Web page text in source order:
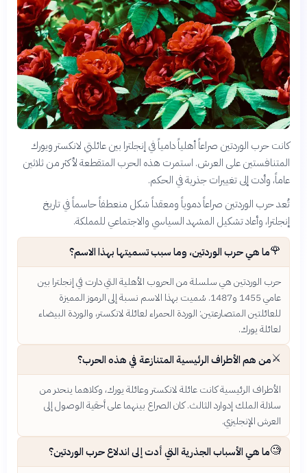
كانت حرب الوردتين صراعاً أهلياً دامياً في إنجلترا بين عائلتي لانكستر ويورك
المتنافستين على العرش. استمرت هذه الحرب المتقطعة لأكثر من ثلاثين
عاماً، وأدت إلى تغييرات جذرية في الحكم.
تُعد حرب الوردتين صراعاً دموياً ومعقداً شكل منعطفاً حاسماً في تاريخ
إنجلترا، وأعاد تشكيل المشهد السياسي والاجتماعي للمملكة.
🌹ما هي حرب الوردتين، وما سبب تسميتها بهذا الاسم؟
حرب الوردتين هي سلسلة من الحروب الأهلية التي دارت في إنجلترا بين
عامي 1455 و1487. سُميت بهذا الاسم نسبة إلى الرموز المميزة
للعائلتين المتصارعتين: الوردة الحمراء لعائلة لانكستر، والوردة البيضاء
لعائلة يورك.
⚔️من هم الأطراف الرئيسية المتنازعة في هذه الحرب؟
الأطراف الرئيسية كانت عائلة لانكستر وعائلة يورك، وكلاهما ينحدر من
سلالة الملك إدوارد الثالث. كان الصراع بينهما على أحقية الوصول إلى
العرش الإنجليزي.
🧐ما هي الأسباب الجذرية التي أدت إلى اندلاع حرب الوردتين؟